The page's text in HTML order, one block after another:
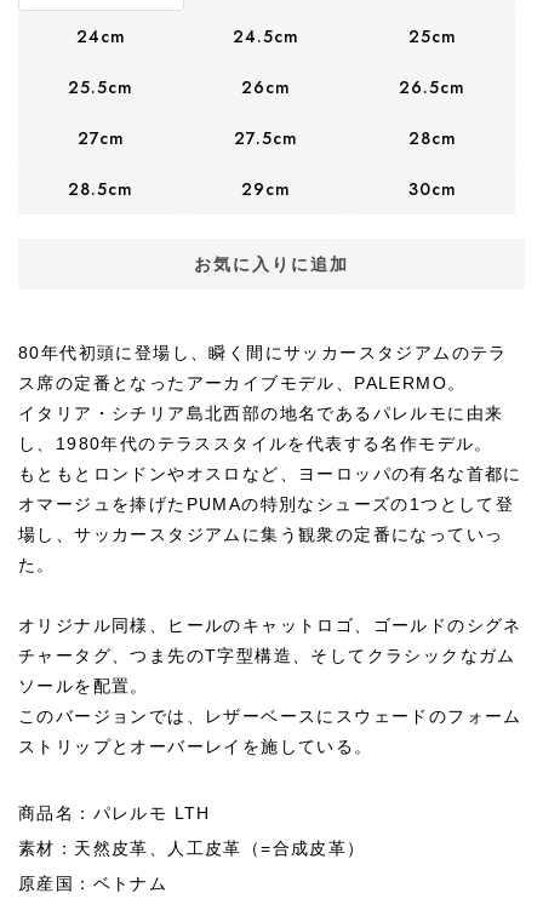
24cm 24.5cm 25cm
25.5cm 26cm 26.5cm
27cm 27.5cm 28cm
28.5cm 29cm 30cm
お気に入りに追加
80年代初頭に登場し、瞬く間にサッカースタジアムのテラ
ス席の定番となったアーカイブモデル、PALERMO。
イタリア・シチリア島北西部の地名であるパレルモに由来
し、1980年代のテラススタイルを代表する名作モデル。
もともとロンドンやオスロなど、ヨーロッパの有名な首都に
オマージュを捧げたPUMAの特別なシューズの1つとして登
場し、サッカースタジアムに集う観衆の定番になっていっ
た。
オリジナル同様、ヒールのキャットロゴ、ゴールドのシグネ
チャータグ、つま先のT字型構造、そしてクラシックなガム
ソールを配置。
このバージョンでは、レザーベースにスウェードのフォーム
ストリップとオーバーレイを施している。
商品名：パレルモ LTH
素材：天然皮革、人工皮革（=合成皮革）
原産国：ベトナム